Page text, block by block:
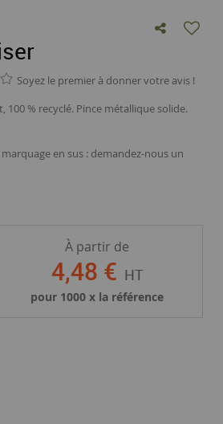
Soyez le premier à donner votre avis !
% recyclé. Pince métallique solide.
en sus : demandez-nous un
À partir de
4,48 € HT
pour 1000 x la référence